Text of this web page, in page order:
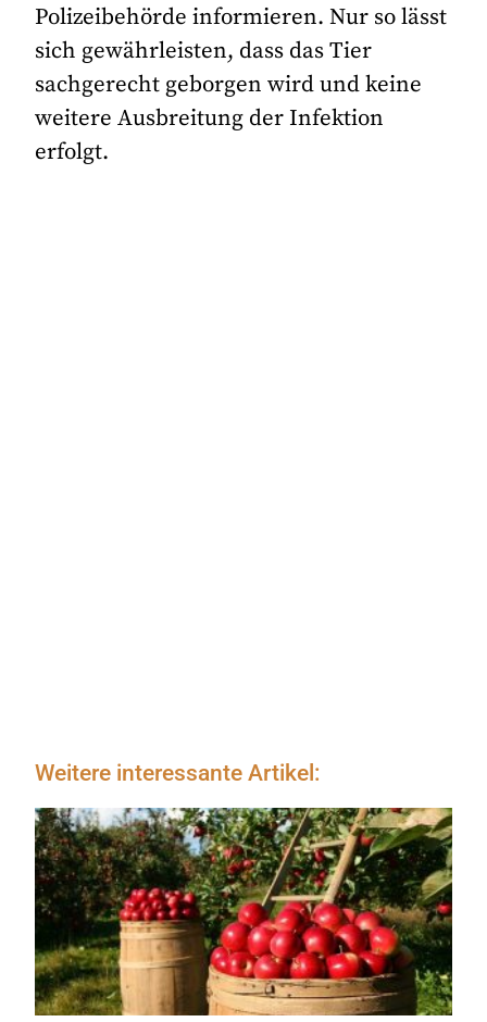
Polizeibehörde informieren. Nur so lässt
sich gewährleisten, dass das Tier
sachgerecht geborgen wird und keine
weitere Ausbreitung der Infektion
erfolgt.
Weitere interessante Artikel: